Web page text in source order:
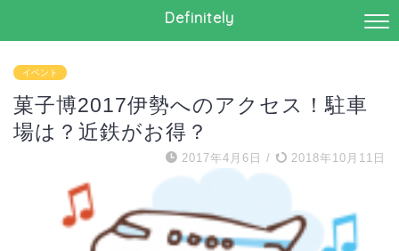
Definitely
イベント
菓子博2017伊勢へのアクセス！駐車
場は？近鉄がお得？
2017年4月6日 / 2018年10月11日